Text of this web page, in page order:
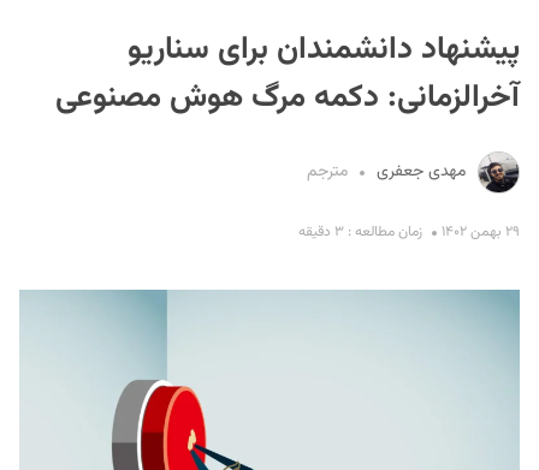
پیشنهاد دانشمندان برای سناریو
آخرالزمانی: دکمه مرگ هوش مصنوعی
مهدی جعفری مترجم
۲۹ بهمن ۱۴۰۲ زمان مطالعه : ۳ دقیقه